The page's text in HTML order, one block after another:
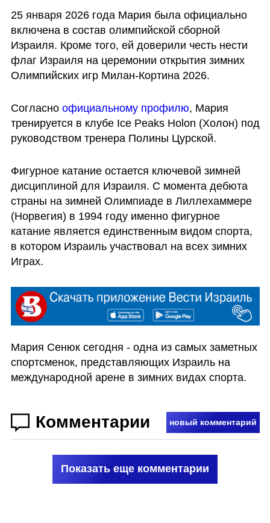
25 января 2026 года Мария была официально
включена в состав олимпийской сборной
Израиля. Кроме того, ей доверили честь нести
флаг Израиля на церемонии открытия зимних
Олимпийских игр Милан-Кортина 2026.
Согласно официальному профилю, Мария
тренируется в клубе Ice Peaks Holon (Холон) под
руководством тренера Полины Цурской.
Фигурное катание остается ключевой зимней
дисциплиной для Израиля. С момента дебюта
страны на зимней Олимпиаде в Лиллехаммере
(Норвегия) в 1994 году именно фигурное
катание является единственным видом спорта,
в котором Израиль участвовал на всех зимних
Играх.
Мария Сенюк сегодня - одна из самых заметных
спортсменок, представляющих Израиль на
международной арене в зимних видах спорта.
Комментарии новый комментарий
Показать еще комментарии